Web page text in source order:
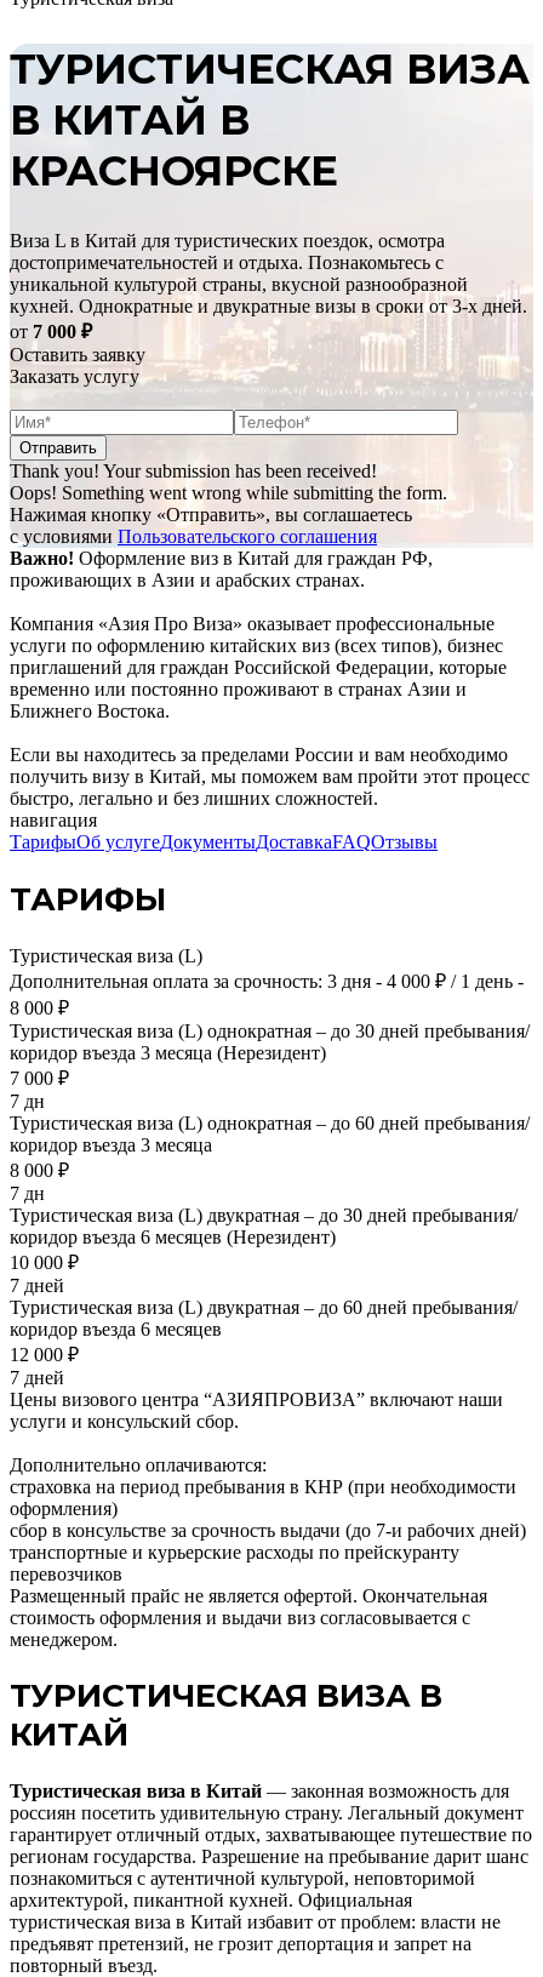
ТУРИСТИЧЕСКАЯ ВИЗА
В КИТАЙ В
КРАСНОЯРСКЕ
Виза L в Китай для туристических поездок, осмотра
достопримечательностей и отдыха. Познакомьтесь с
уникальной культурой страны, вкусной разнообразной
кухней. Однократные и двукратные визы в сроки от 3-х дней.
от 7 000 ₽
Оставить заявку
Заказать услугу
Thank you! Your submission has been received!
Oops! Something went wrong while submitting the form.
Нажимая кнопку «Отправить», вы соглашаетесь
с условиями Пользовательского соглашения
Важно! Оформление виз в Китай для граждан РФ,
проживающих в Азии и арабских странах.
Компания «Азия Про Виза» оказывает профессиональные
услуги по оформлению китайских виз (всех типов), бизнес
приглашений для граждан Российской Федерации, которые
временно или постоянно проживают в странах Азии и
Ближнего Востока.
Если вы находитесь за пределами России и вам необходимо
получить визу в Китай, мы поможем вам пройти этот процесс
быстро, легально и без лишних сложностей.
навигация
ТарифыОб услугеДокументыДоставкаFAQОтзывы
ТАРИФЫ
Туристическая виза (L)
Дополнительная оплата за срочность: 3 дня - 4 000 ₽ / 1 день -
8 000 ₽
Туристическая виза (L) однократная – до 30 дней пребывания/
коридор въезда 3 месяца (Нерезидент)
7 000 ₽
7 дн
Туристическая виза (L) однократная – до 60 дней пребывания/
коридор въезда 3 месяца
8 000 ₽
7 дн
Туристическая виза (L) двукратная – до 30 дней пребывания/
коридор въезда 6 месяцев (Нерезидент)
10 000 ₽
7 дней
Туристическая виза (L) двукратная – до 60 дней пребывания/
коридор въезда 6 месяцев
12 000 ₽
7 дней
Цены визового центра “АЗИЯПРОВИЗА” включают наши
услуги и консульский сбор.
Дополнительно оплачиваются:
страховка на период пребывания в КНР (при необходимости
оформления)
сбор в консульстве за срочность выдачи (до 7-и рабочих дней)
транспортные и курьерские расходы по прейскуранту
перевозчиков
Размещенный прайс не является офертой. Окончательная
стоимость оформления и выдачи виз согласовывается с
менеджером.
ТУРИСТИЧЕСКАЯ ВИЗА В
КИТАЙ
Туристическая виза в Китай — законная возможность для
россиян посетить удивительную страну. Легальный документ
гарантирует отличный отдых, захватывающее путешествие по
регионам государства. Разрешение на пребывание дарит шанс
познакомиться с аутентичной культурой, неповторимой
архитектурой, пикантной кухней. Официальная
туристическая виза в Китай избавит от проблем: власти не
предъявят претензий, не грозит депортация и запрет на
повторный въезд.